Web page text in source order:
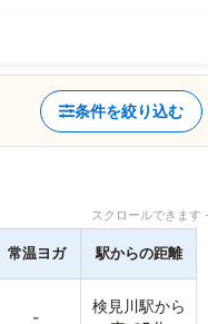
条件を絞り込む
スクロールできま
常温ヨガ 駅からの距離
-
検見川駅から